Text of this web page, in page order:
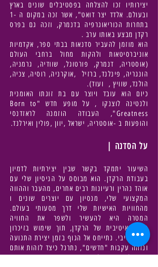
יצירותיו זכו להצלחה בפסטיבלים שונים בארץ
ובעולם. אלדד יצר דואט", אשר זכה במקום ה -1
בתחרות הכוריאוגרפיה בדנמרק, וזכה גם בפרס
רקדן מבצע באותו ערב .
הוא מוזמן להעביר סדנאות בבתי ספר, אקדמיות
אוניברסיטאות ולהקות מחול ברחבי העולם
(אוסטריה, דנמרק, פורטוגל, שוודיה, גרמניה,
הונגריה, פינלנד, ברזיל ,אוקרניה, רוסיה, צכיה,
הולנד, שוויץ , ועוד).
כיום הוא עובד ויוצר עם בת זוגתו האומנית
ולנטינה לוצנקו , על מופע חדש "Born to
Greatness", העבודה הוזמנה לראזדנסי
והופעות ב -אוסטריה, ישראל ,יוון ,פולין ואירלנד.
על הסדנה |
השיעור יתמקד בקשר שבין יצירתיות לדמיון
בעבודת הרקדן. הוא מבוסס על הניסיון שלי עם
אוהד נהרין ורעיונות רבים אחרים, מהעבר וההווה
המקצועי שלי​,​ מנסיון עם יוצרים שונים ​ו​
מהחוויות האישיות שלי דרך מסעותי בעולם.
המטרה היא להעשיר ולשפר את החוויה
האינטואיטיבית של הרקדן, תוך שימוש בזיכרון
הקולקטיבי.​ נתייחס אל הגוף בזמן יצירת התנועה
ונזהה עקבות "חדשים", נתרגל כיצד לזהות אותם
וכיצד להתייחס אליהם.​